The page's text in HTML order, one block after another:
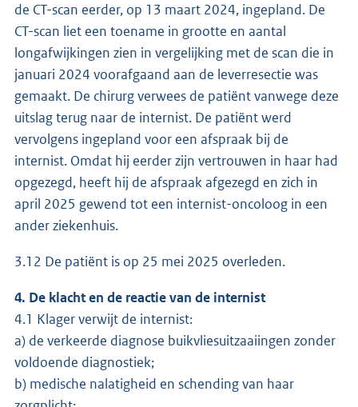
de CT-scan eerder, op 13 maart 2024, ingepland. De
CT-scan liet een toename in grootte en aantal
longafwijkingen zien in vergelijking met de scan die in
januari 2024 voorafgaand aan de leverresectie was
gemaakt. De chirurg verwees de patiënt vanwege deze
uitslag terug naar de internist. De patiënt werd
vervolgens ingepland voor een afspraak bij de
internist. Omdat hij eerder zijn vertrouwen in haar had
opgezegd, heeft hij de afspraak afgezegd en zich in
april 2025 gewend tot een internist-oncoloog in een
ander ziekenhuis.
3.12 De patiënt is op 25 mei 2025 overleden.
4. De klacht en de reactie van de internist
4.1 Klager verwijt de internist:
a) de verkeerde diagnose buikvliesuitzaaiingen zonder
voldoende diagnostiek;
b) medische nalatigheid en schending van haar